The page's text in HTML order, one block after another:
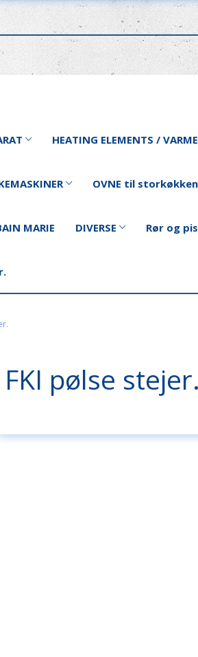
HEATING ELEMENTS /
OVNE til
MARIE DIVERSE Rør og
FKI pølse stejer.